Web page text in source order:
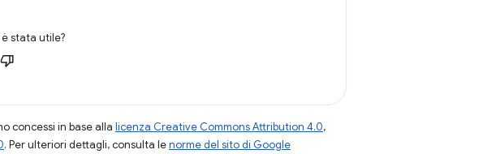
stata utile?
concessi in base alla licenza Creative Commons Attribution 4.0,
. Per ulteriori dettagli, consulta lenorme del sito di Google